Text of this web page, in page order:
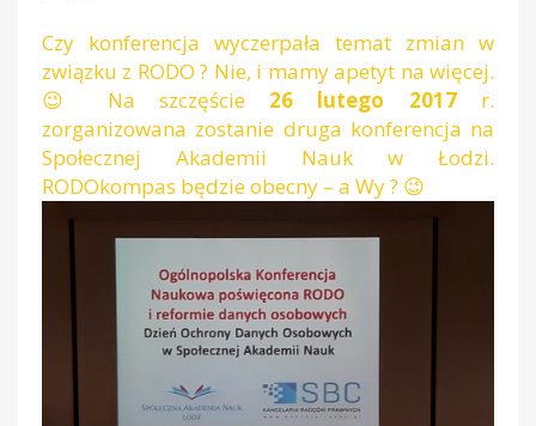
Czy konferencja wyczerpała temat zmian w
związku z RODO ? Nie, i mamy apetyt na więcej.
😉 Na szczęście 26 lutego 2017 r.
zorganizowana zostanie druga konferencja na
Społecznej Akademii Nauk w Łodzi.
RODOkompas będzie obecny – a Wy ? 😉